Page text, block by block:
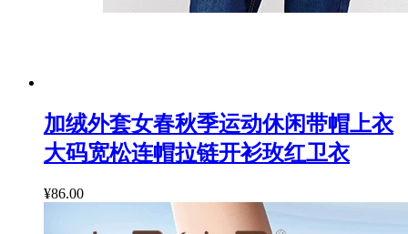
加绒外套女春秋季运动休闲带帽上衣
大码宽松连帽拉链开衫玫红卫衣
¥86.00